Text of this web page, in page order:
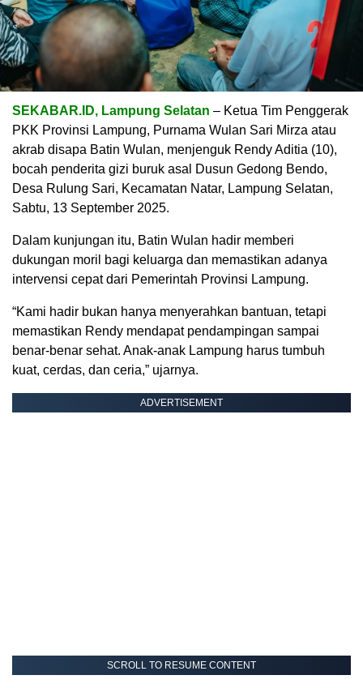
SEKABAR.ID, Lampung Selatan – Ketua Tim Penggerak
PKK Provinsi Lampung, Purnama Wulan Sari Mirza atau
akrab disapa Batin Wulan, menjenguk Rendy Aditia (10),
bocah penderita gizi buruk asal Dusun Gedong Bendo,
Desa Rulung Sari, Kecamatan Natar, Lampung Selatan,
Sabtu, 13 September 2025.
Dalam kunjungan itu, Batin Wulan hadir memberi
dukungan moril bagi keluarga dan memastikan adanya
intervensi cepat dari Pemerintah Provinsi Lampung.
“Kami hadir bukan hanya menyerahkan bantuan, tetapi
memastikan Rendy mendapat pendampingan sampai
benar-benar sehat. Anak-anak Lampung harus tumbuh
kuat, cerdas, dan ceria,” ujarnya.
ADVERTISEMENT
SCROLL TO RESUME CONTENT